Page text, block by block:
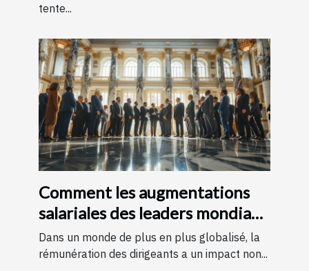
tente...
Comment les augmentations
salariales des leaders mondiaux
influencent l'économie
Dans un monde de plus en plus globalisé, la
rémunération des dirigeants a un impact non...